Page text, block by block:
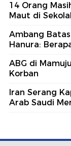
14 Orang
Maut di
Ambang
Hanura:
ABG di
Korban
Iran Serang
Arab Saudi